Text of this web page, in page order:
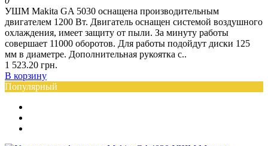
УШМ Makita GA 5030 оснащена производительным
двигателем 1200 Вт. Двигатель оснащен системой воздушного
охлаждения, имеет защиту от пыли. За минуту работы
совершает 11000 оборотов. Для работы подойдут диски 125
мм в диаметре. Дополнительная рукоятка с..
1 523.20 грн.
В корзину
Популярный